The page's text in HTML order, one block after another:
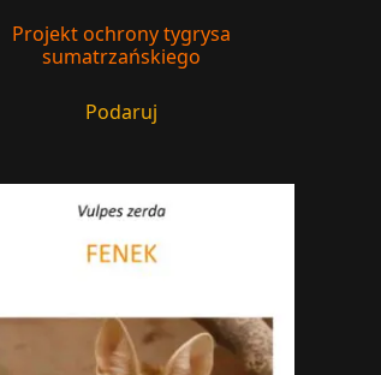
Projekt ochrony tygrysa
sumatrzańskiego
Podaruj